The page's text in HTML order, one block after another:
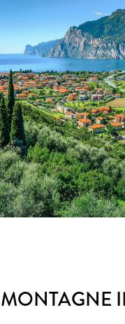
MONTAGNE